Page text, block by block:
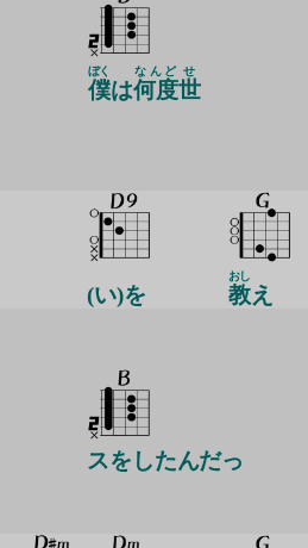
僕
ぼく
は何度
なんど
世
せ
(い)を 教
おし
え
スをしたんだっ